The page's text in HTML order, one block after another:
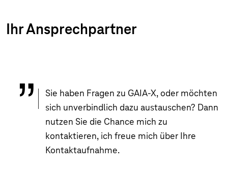
Ihr Ansprechpartner
Sie haben Fragen zu GAIA-X, oder möchten
sich unverbindlich dazu austauschen? Dann
nutzen Sie die Chance mich zu
kontaktieren, ich freue mich über Ihre
Kontaktaufnahme.